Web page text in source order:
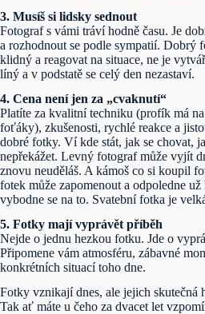
3. Musíš si lidsky sednout
Fotograf s vámi tráví hodně času. Je
a rozhodnout se podle sympatií. Dobrý
klidný a reagovat na situace, ne je
líný a v podstatě se celý den nezastaví.
4. Cena není jen za „cvaknutí“
Platíte za kvalitní techniku (profík má
foťáky), zkušenosti, rychlé reakce a
dobré fotky. Ví kde stát, jak se chovat,
nepřekážet. Levný fotograf může vyjít
znovu neuděláš. A kámoš co si koupil
fotek může zapomenout a odpoledne
vybodne se na to. Svatební fotka je
5. Fotky mají vyprávět příběh
Nejde o jednu hezkou fotku. Jde o
Připomene vám atmosféru, zábavné
konkrétních situací toho dne.
Fotky vznikají dnes, ale jejich skutečná
Tak ať máte u čeho za dvacet let